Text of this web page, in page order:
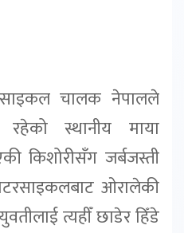
चालक नेपालले
रहेको स्थानीय माया
किशोरीसँग जर्बजस्ती
ओरालेकी
त्यहीँ छाडेर हिँडे